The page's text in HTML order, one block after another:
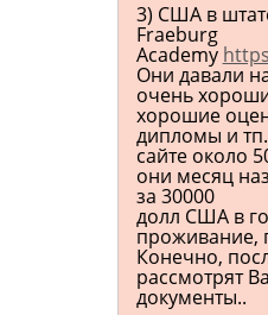
3) США в
Fraeburg
Academy
Они давали
очень
хорошие
дипломы и
сайте около
они месяц
за 30000
долл США в
проживание,
Конечно,
рассмотрят
документы..